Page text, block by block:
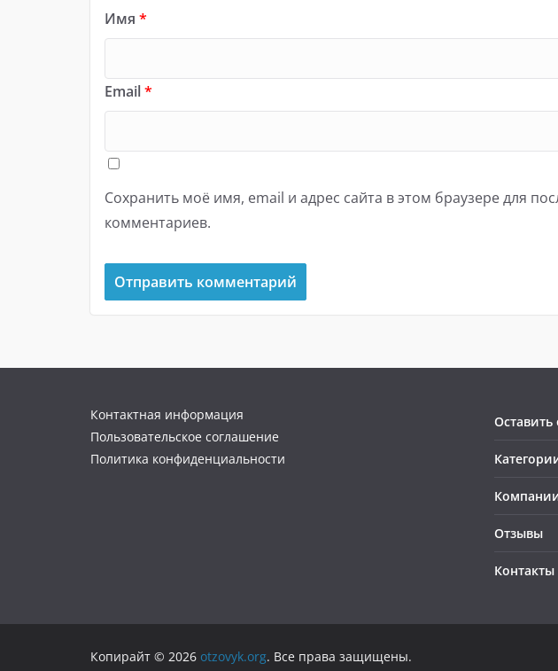
Имя *
Email*
Сохранить моё имя, email и адрес сайта в этом браузере для
комментариев.
Контактная информация
Пользовательское соглашение
Политика конфиденциальности
Оставить
Отзывы
Контакты
Копирайт © 2026 otzovyk.org. Все права защищены.